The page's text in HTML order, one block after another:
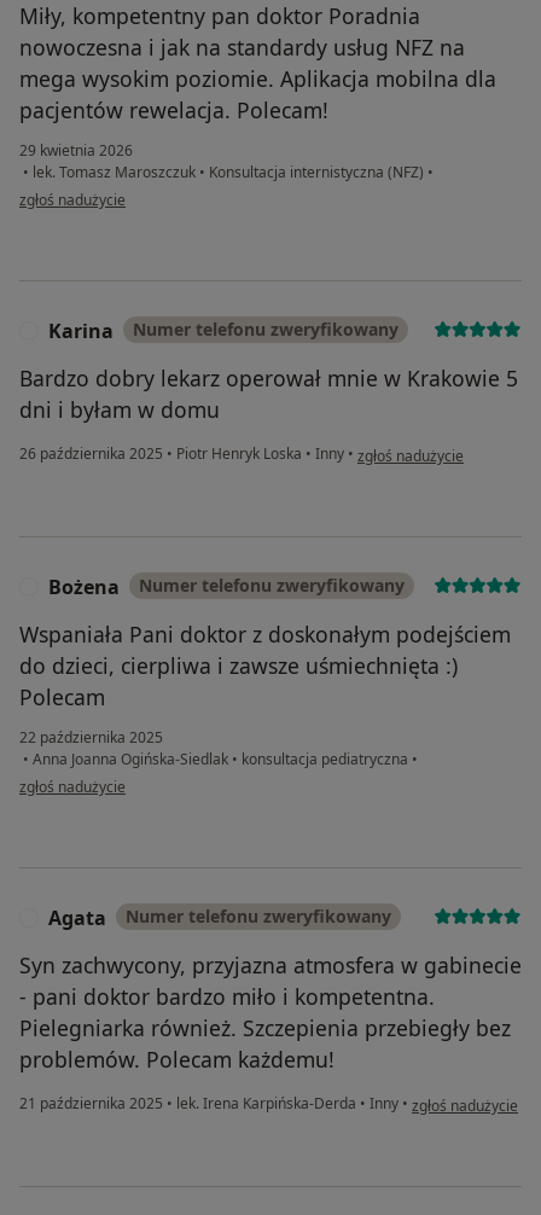
Miły, kompetentny pan doktor Poradnia
nowoczesna i jak na standardy usług NFZ na
mega wysokim poziomie. Aplikacja mobilna dla
pacjentów rewelacja. Polecam!
29 kwietnia 2026
• lek. Tomasz Maroszczuk • Konsultacja internistyczna (NFZ) •
w opinii użytkownika Katarzyna
zgłoś nadużycie
Karina Numer telefonu zweryfikowany
Bardzo dobry lekarz operował mnie w Krakowie 5
dni i byłam w domu
26 października 2025 • Piotr Henryk Loska • Inny • w opinii użytkownika Karina
zgłoś nadużycie
Bożena Numer telefonu zweryfikowany
Wspaniała Pani doktor z doskonałym podejściem
do dzieci, cierpliwa i zawsze uśmiechnięta :)
Polecam
22 października 2025
• Anna Joanna Ogińska-Siedlak • konsultacja pediatryczna •
w opinii użytkownika Bożena
zgłoś nadużycie
Agata Numer telefonu zweryfikowany
Syn zachwycony, przyjazna atmosfera w gabinecie
- pani doktor bardzo miło i kompetentna.
Pielegniarka również. Szczepienia przebiegły bez
problemów. Polecam każdemu!
21 października 2025 • lek. Irena Karpińska-Derda • Inny • w opinii
zgłoś nadużycie